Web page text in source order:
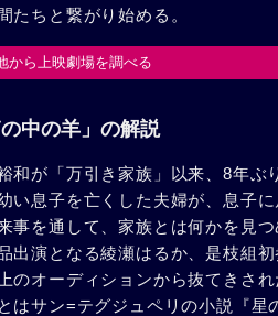
たちと繋がり始める。
から上映劇場を調べる
の中の羊」の解説
和が「万引き家族」以来、8年ぶ
い息子を亡くした夫婦が、息子
事を通して、家族とは何かを見
出演となる綾瀬はるか、是枝組
のオーディションから抜てきさ
はサン=テグジュペリの小説『星